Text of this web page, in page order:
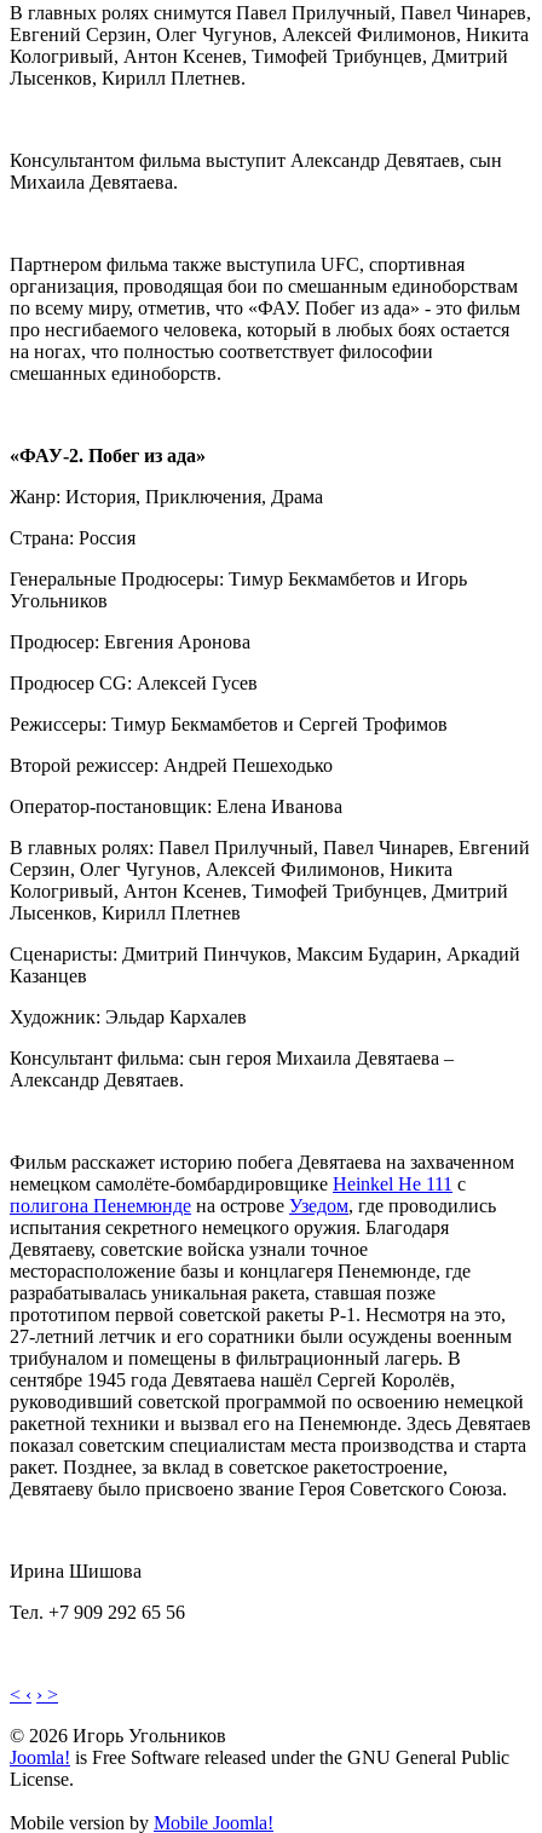
В главных ролях снимутся Павел Прилучный, Павел Чинарев,
Евгений Серзин, Олег Чугунов, Алексей Филимонов, Никита
Кологривый, Антон Ксенев, Тимофей Трибунцев, Дмитрий
Лысенков, Кирилл Плетнев.
Консультантом фильма выступит Александр Девятаев, сын
Михаила Девятаева.
Партнером фильма также выступила UFC, cпортивная
организация, проводящая бои по смешанным единоборствам
по всему миру, отметив, что «ФАУ. Побег из ада» - это фильм
про несгибаемого человека, который в любых боях остается
на ногах, что полностью соответствует философии
смешанных единоборств.
«ФАУ-2. Побег из ада»
Жанр: История, Приключения, Драма
Страна: Россия
Генеральные Продюсеры: Тимур Бекмамбетов и Игорь
Угольников
Продюсер: Евгения Аронова
Продюсер CG: Алексей Гусев
Режиссеры: Тимур Бекмамбетов и Сергей Трофимов
Второй режиссер: Андрей Пешеходько
Оператор-постановщик: Елена Иванова
В главных ролях: Павел Прилучный, Павел Чинарев, Евгений
Серзин, Олег Чугунов, Алексей Филимонов, Никита
Кологривый, Антон Ксенев, Тимофей Трибунцев, Дмитрий
Лысенков, Кирилл Плетнев
Сценаристы: Дмитрий Пинчуков, Максим Бударин, Аркадий
Казанцев
Художник: Эльдар Кархалев
Консультант фильма: сын героя Михаила Девятаева –
Александр Девятаев.
Фильм расскажет историю побега Девятаева на захваченном
немецком самолёте-бомбардировщике Heinkel He 111 с
полигона Пенемюнде на острове Узедом, где проводились
испытания секретного немецкого оружия. Благодаря
Девятаеву, советские войска узнали точное
месторасположение базы и концлагеря Пенемюнде, где
разрабатывалась уникальная ракета, ставшая позже
прототипом первой советской ракеты Р-1. Несмотря на это,
27-летний летчик и его соратники были осуждены военным
трибуналом и помещены в фильтрационный лагерь. В
сентябре 1945 года Девятаева нашёл Сергей Королёв,
руководивший советской программой по освоению немецкой
ракетной техники и вызвал его на Пенемюнде. Здесь Девятаев
показал советским специалистам места производства и старта
ракет. Позднее, за вклад в советское ракетостроение,
Девятаеву было присвоено звание Героя Советского Союза.
Ирина Шишова
Тел. +7 909 292 65 56
< ‹ › >
© 2026 Игорь Угольников
Joomla! is Free Software released under the GNU General Public
License.
Mobile version by Mobile Joomla!